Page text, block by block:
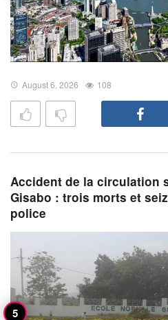
August 6, 2026 108
Accident de la circulation
Gisabo : trois morts et
police